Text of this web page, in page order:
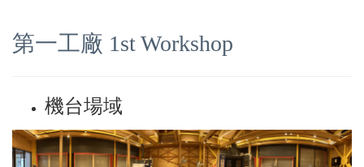
第一工廠 1st Workshop
機台場域